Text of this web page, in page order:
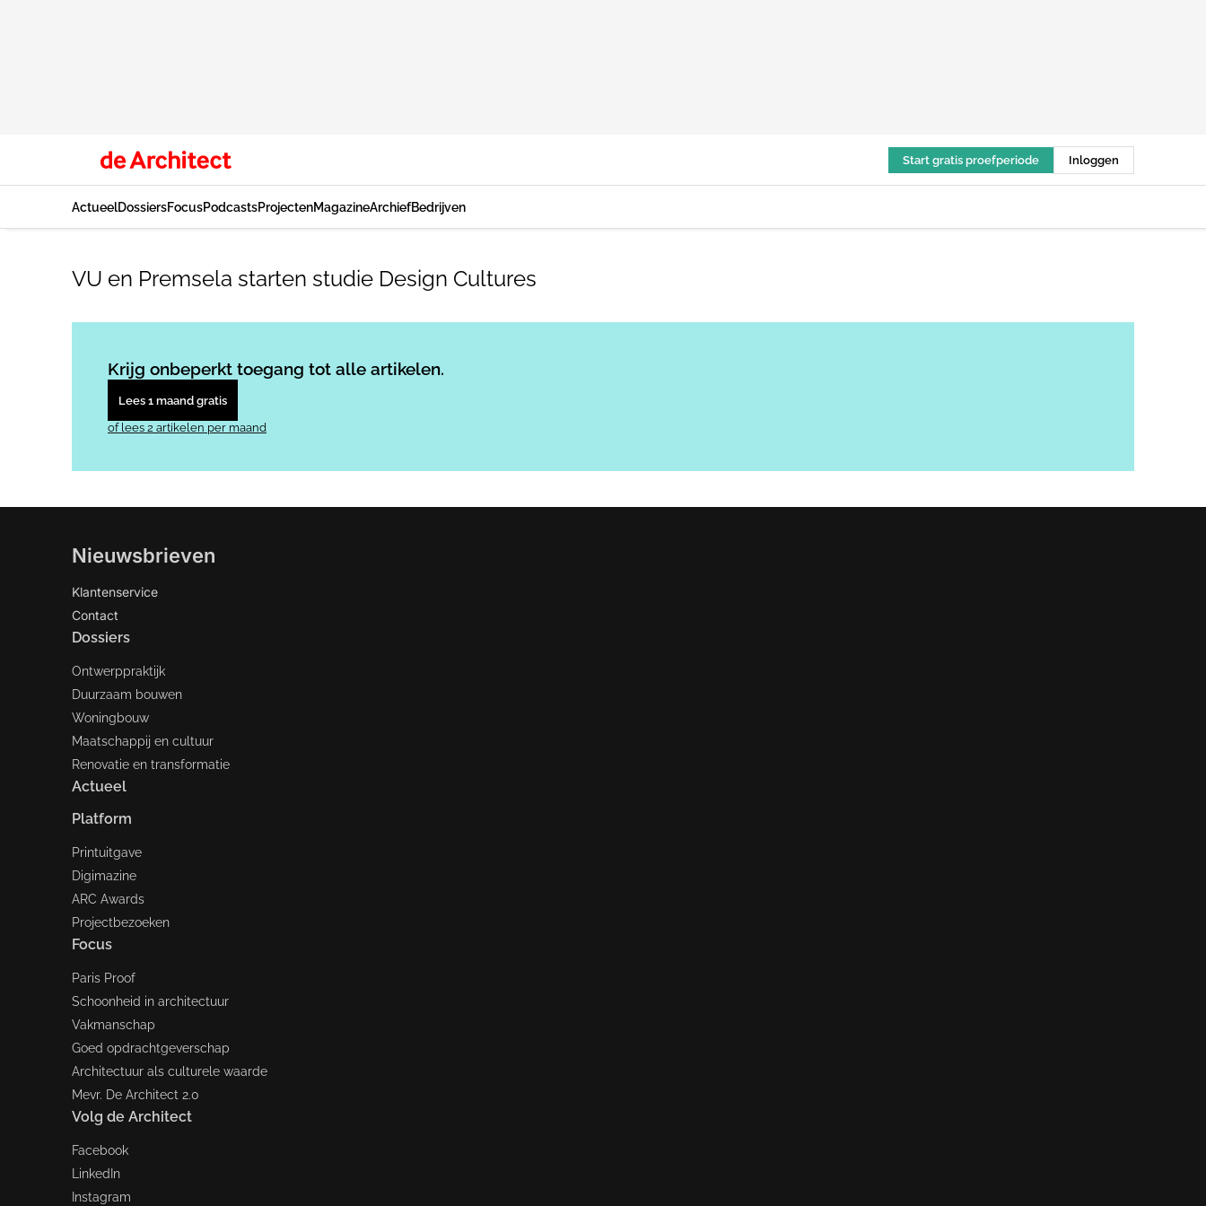
Start gratis proefperiode Inloggen
ActueelDossiersFocusPodcastsProjectenMagazineArchiefBedrijven
VU en Premsela starten studie Design Cultures
Krijg onbeperkt toegang tot alle artikelen.
Lees 1 maand gratis
of lees 2 artikelen per maand
Nieuwsbrieven
Klantenservice
Contact
Dossiers
Ontwerppraktijk
Duurzaam bouwen
Woningbouw
Maatschappij en cultuur
Renovatie en transformatie
Actueel
Platform
Printuitgave
Digimazine
ARC Awards
Projectbezoeken
Focus
Paris Proof
Schoonheid in architectuur
Vakmanschap
Goed opdrachtgeverschap
Architectuur als culturele waarde
Mevr. De Architect 2.0
Volg de Architect
Facebook
LinkedIn
Instagram